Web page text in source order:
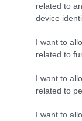
related to
device
I want to
related to
I want to
related to
I want to